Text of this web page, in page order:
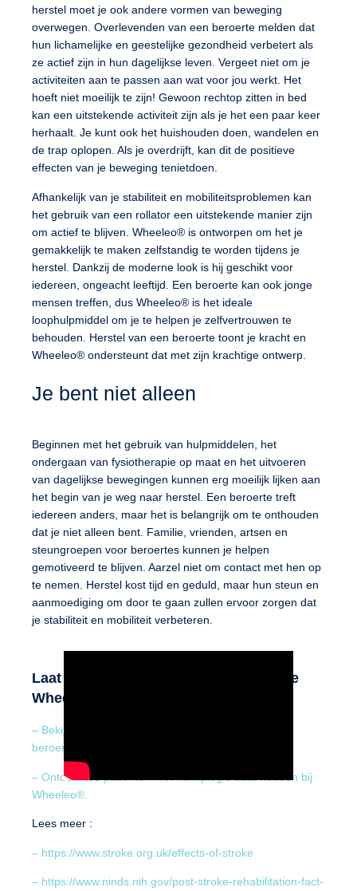
herstel moet je ook andere vormen van beweging
overwegen. Overlevenden van een beroerte melden dat
hun lichamelijke en geestelijke gezondheid verbetert als
ze actief zijn in hun dagelijkse leven. Vergeet niet om je
activiteiten aan te passen aan wat voor jou werkt. Het
hoeft niet moeilijk te zijn! Gewoon rechtop zitten in bed
kan een uitstekende activiteit zijn als je het een paar keer
herhaalt. Je kunt ook het huishouden doen, wandelen en
de trap oplopen. Als je overdrijft, kan dit de positieve
effecten van je beweging tenietdoen.
Afhankelijk van je stabiliteit en mobiliteitsproblemen kan
het gebruik van een rollator een uitstekende manier zijn
om actief te blijven. Wheeleo® is ontworpen om het je
gemakkelijk te maken zelfstandig te worden tijdens je
herstel. Dankzij de moderne look is hij geschikt voor
iedereen, ongeacht leeftijd. Een beroerte kan ook jonge
mensen treffen, dus Wheeleo® is het ideale
loophulpmiddel om je te helpen je zelfvertrouwen te
behouden. Herstel van een beroerte toont je kracht en
Wheeleo® ondersteunt dat met zijn krachtige ontwerp.
Je bent niet alleen
Beginnen met het gebruik van hulpmiddelen, het
ondergaan van fysiotherapie op maat en het uitvoeren
van dagelijkse bewegingen kunnen erg moeilijk lijken aan
het begin van je weg naar herstel. Een beroerte treft
iedereen anders, maar het is belangrijk om te onthouden
dat je niet alleen bent. Familie, vrienden, artsen en
steungroepen voor beroertes kunnen je helpen
gemotiveerd te blijven. Aarzel niet om contact met hen op
te nemen. Herstel kost tijd en geduld, maar hun steun en
aanmoediging om door te gaan zullen ervoor zorgen dat
je stabiliteit en mobiliteit verbeteren.
Laat je motiveren door de patiënten die
Wheeleo® gebruiken:
– Bekijk het verhaal van een overlevende van een
beroerte
– Ontdek hoe patiënten met hemiplegie baat hebben bij
Wheeleo®.
Lees meer :
– https://www.stroke.org.uk/effects-of-stroke
– https://www.ninds.nih.gov/post-stroke-rehabilitation-fact-